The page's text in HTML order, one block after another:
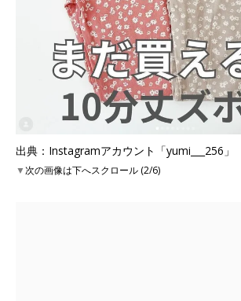
出典：Instagramアカウント「yumi___256」
▼次の画像は下へスクロール (2/6)